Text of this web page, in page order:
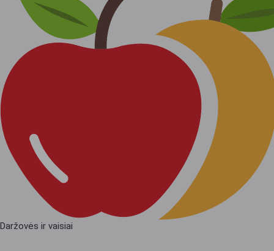
Daržovės ir vaisiai